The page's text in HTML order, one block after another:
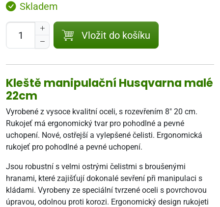
Skladem
Vložit do košíku
Kleště manipulační Husqvarna malé
22cm
Vyrobené z vysoce kvalitní oceli, s rozevřením 8" 20 cm.
Rukojeť má ergonomický tvar pro pohodlné a pevné
uchopení. Nové, ostřejší a vylepšené čelisti. Ergonomická
rukojeť pro pohodlné a pevné uchopení.
Jsou robustní s velmi ostrými čelistmi s broušenými
hranami, které zajišťují dokonalé sevření při manipulaci s
kládami. Vyrobeny ze speciální tvrzené oceli s povrchovou
úpravou, odolnou proti korozi. Ergonomický design rukojeti